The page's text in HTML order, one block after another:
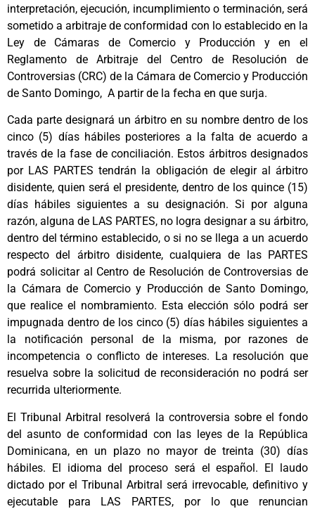
interpretación, ejecución, incumplimiento o terminación, será
sometido a arbitraje de conformidad con lo establecido en la
Ley de Cámaras de Comercio y Producción y en el
Reglamento de Arbitraje del Centro de Resolución de
Controversias (CRC) de la Cámara de Comercio y Producción
de Santo Domingo, A partir de la fecha en que surja.
Cada parte designará un árbitro en su nombre dentro de los
cinco (5) días hábiles posteriores a la falta de acuerdo a
través de la fase de conciliación. Estos árbitros designados
por LAS PARTES tendrán la obligación de elegir al árbitro
disidente, quien será el presidente, dentro de los quince (15)
días hábiles siguientes a su designación. Si por alguna
razón, alguna de LAS PARTES, no logra designar a su árbitro,
dentro del término establecido, o si no se llega a un acuerdo
respecto del árbitro disidente, cualquiera de las PARTES
podrá solicitar al Centro de Resolución de Controversias de
la Cámara de Comercio y Producción de Santo Domingo,
que realice el nombramiento. Esta elección sólo podrá ser
impugnada dentro de los cinco (5) días hábiles siguientes a
la notificación personal de la misma, por razones de
incompetencia o conflicto de intereses. La resolución que
resuelva sobre la solicitud de reconsideración no podrá ser
recurrida ulteriormente.
El Tribunal Arbitral resolverá la controversia sobre el fondo
del asunto de conformidad con las leyes de la República
Dominicana, en un plazo no mayor de treinta (30) días
hábiles. El idioma del proceso será el español. El laudo
dictado por el Tribunal Arbitral será irrevocable, definitivo y
ejecutable para LAS PARTES, por lo que renuncian